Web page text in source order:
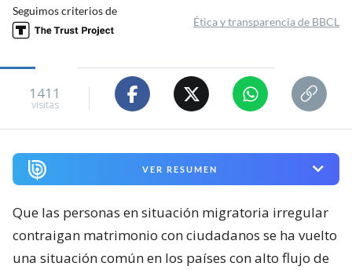
Seguimos criterios de
Ética y transparencia de BBCL
1411
visitas
VER RESUMEN
Que las personas en situación migratoria irregular
contraigan matrimonio con ciudadanos se ha vuelto
una situación común en los países con alto flujo de